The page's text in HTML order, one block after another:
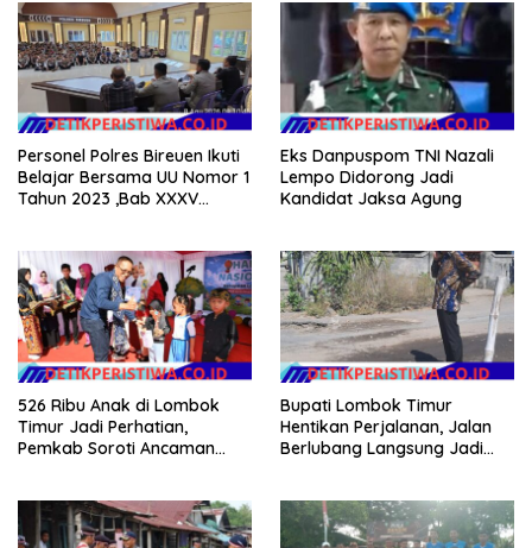
Personel Polres Bireuen Ikuti
Belajar Bersama UU Nomor 1
Tahun 2023 ,Bab XXXV
Eks Danpuspom TNI Nazali
Lempo Didorong Jadi
Kandidat Jaksa Agung
526 Ribu Anak di Lombok
Timur Jadi Perhatian,
Pemkab Soroti Ancaman
Bupati Lombok Timur
Hentikan Perjalanan, Jalan
Berlubang Langsung Jadi